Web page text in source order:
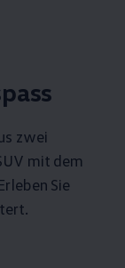
zwei
mit dem
Sie